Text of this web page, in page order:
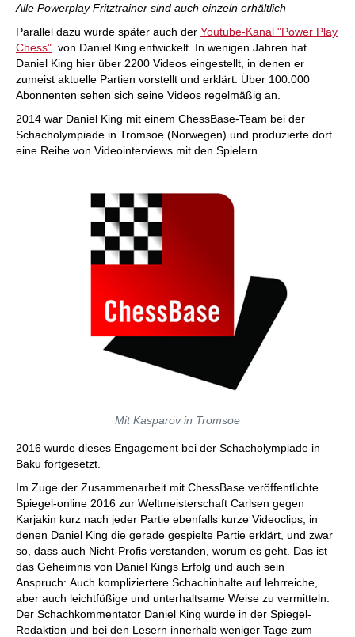
Alle Powerplay Fritztrainer sind auch einzeln erhältlich
Parallel dazu wurde später auch der Youtube-Kanal "Power Play
Chess" von Daniel King entwickelt. In wenigen Jahren hat
Daniel King hier über 2200 Videos eingestellt, in denen er
zumeist aktuelle Partien vorstellt und erklärt. Über 100.000
Abonnenten sehen sich seine Videos regelmäßig an.
2014 war Daniel King mit einem ChessBase-Team bei der
Schacholympiade in Tromsoe (Norwegen) und produzierte dort
eine Reihe von Videointerviews mit den Spielern.
Mit Kasparov in Tromsoe
2016 wurde dieses Engagement bei der Schacholympiade in
Baku fortgesetzt.
Im Zuge der Zusammenarbeit mit ChessBase veröffentlichte
Spiegel-online 2016 zur Weltmeisterschaft Carlsen gegen
Karjakin kurz nach jeder Partie ebenfalls kurze Videoclips, in
denen Daniel King die gerade gespielte Partie erklärt, und zwar
so, dass auch Nicht-Profis verstanden, worum es geht. Das ist
das Geheimnis von Daniel Kings Erfolg und auch sein
Anspruch: Auch kompliziertere Schachinhalte auf lehrreiche,
aber auch leichtfüßige und unterhaltsame Weise zu vermitteln.
Der Schachkommentator Daniel King wurde in der Spiegel-
Redaktion und bei den Lesern innerhalb weniger Tage zum